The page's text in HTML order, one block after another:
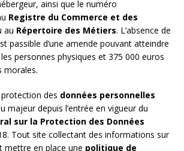
ainsi que le numéro
Registre du Commerce et des
au Répertoire des Métiers. L’absence de
passible d’une amende pouvant atteindre
personnes physiques et 375 000 euros
morales.
des données personnelles
majeur depuis l’entrée en vigueur du
sur la Protection des Données
Tout site collectant des informations sur
mettre en place une politique de